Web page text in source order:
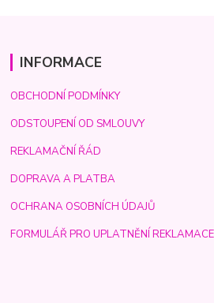
INFORMACE
OBCHODNÍ PODMÍNKY
ODSTOUPENÍ OD SMLOUVY
REKLAMAČNÍ ŘÁD
DOPRAVA A PLATBA
OCHRANA OSOBNÍCH ÚDAJŮ
FORMULÁŘ PRO UPLATNĚNÍ REKLAMACE